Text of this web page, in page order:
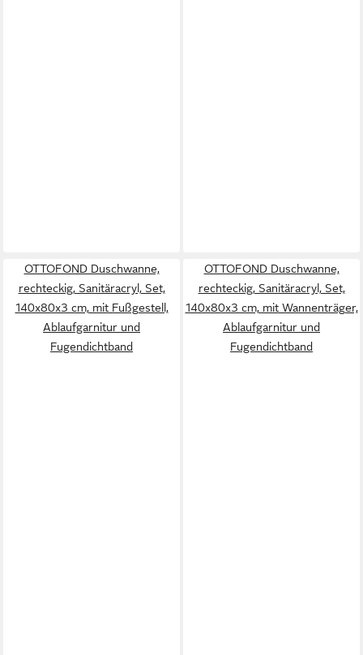
OTTOFOND Duschwanne,
rechteckig, Sanitäracryl, Set,
140x80x3 cm, mit Fußgestell,
Ablaufgarnitur und
Fugendichtband
OTTOFOND Duschwanne,
rechteckig, Sanitäracryl, Set,
140x80x3 cm, mit Wannenträger,
Ablaufgarnitur und
Fugendichtband